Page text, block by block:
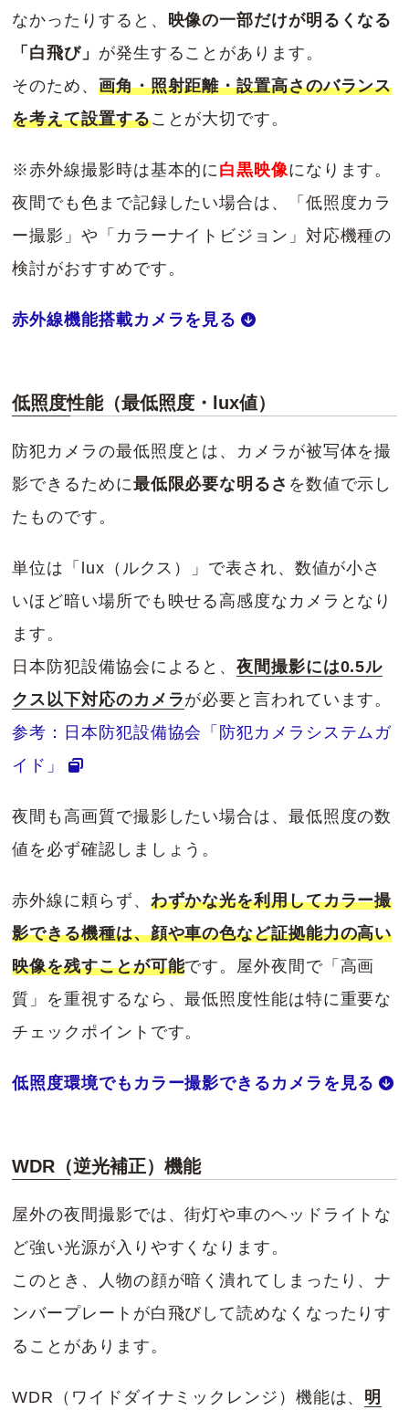
なかったりすると、 映像の一部だけが明るくなる
「白飛び」 が発生することがあります。
そのため、 画角・照射距離・設置高さのバランス
を考えて設置することが大切です。
※赤外線撮影時は基本的に白黒映像になります。
夜間でも色まで記録したい場合は、「低照度カラ
ー撮影」や「カラーナイトビジョン」対応機種の
検討がおすすめです。
赤外線機能搭載カメラを見る
低照度性能（最低照度・lux値）
防犯カメラの最低照度とは、カメラが被写体を撮
影できるために最低限必要な明るさ を数値で示し
たものです。
単位は「lux（ルクス）」で表され、数値が小さ
いほど暗い場所でも映せる高感度なカメラとなり
ます。
日本防犯設備協会によると、夜間撮影には0.5ル
クス以下対応のカメラが必要と言われています。
参考：日本防犯設備協会「防犯カメラシステムガ
イド」
夜間も高画質で撮影したい場合は、最低照度の数
値を必ず確認しましょう。
赤外線に頼らず、 わずかな光を利用してカラー撮
影できる機種は、顔や車の色など証拠能力の高い
映像を残すことが可能です。屋外夜間で「高画
質」を重視するなら、最低照度性能は特に重要な
チェックポイントです。
低照度環境でもカラー撮影できるカメラを見る
WDR（逆光補正）機能
屋外の夜間撮影では、街灯や車のヘッドライトな
ど強い光源が入りやすくなります。
このとき、人物の顔が暗く潰れてしまったり、ナ
ンバープレートが白飛びして読めなくなったりす
ることがあります。
WDR（ワイドダイナミックレンジ）機能は、 明